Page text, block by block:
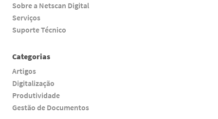
Sobre a Netscan Digital
Serviços
Suporte Técnico
Categorias
Artigos
Digitalização
Produtividade
Gestão de Documentos